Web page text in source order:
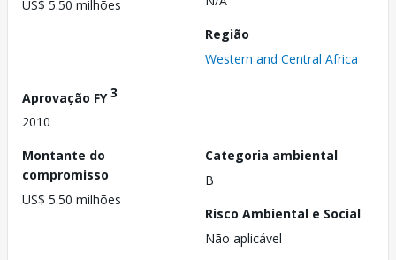
US$ 5.50 milhões
Região
Western and Central Africa
Aprovação FY3
2010
Montante do
compromisso
US$ 5.50 milhões
Categoria ambiental
B
Risco Ambiental e Social
Não aplicável